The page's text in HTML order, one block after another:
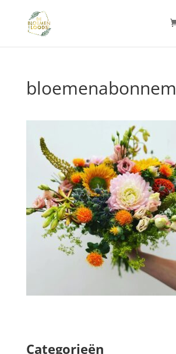
Categorieën